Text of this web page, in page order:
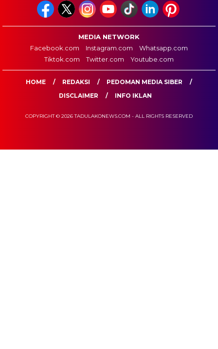
MEDIA NETWORK
Facebook.com
Instagram.com
Whatsapp.com
Tiktok.com
Twitter.com Youtube.com
HOME REDAKSI
PEDOMAN MEDIA SIBER
DISCLAIMER
INFO IKLAN
COPYRIGHT © 2026 TADULAKONEWS.COM - ALL RIGHTS RESERVED